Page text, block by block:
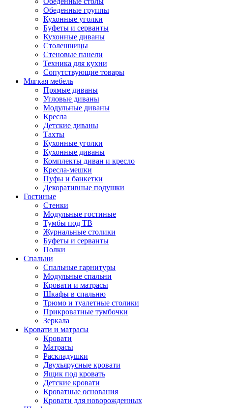
Обеденные группы
Кухонные уголки
Буфеты и серванты
Кухонные диваны
Столешницы
Стеновые панели
Техника для кухни
Сопутствующие товары
Мягкая мебель
Прямые диваны
Угловые диваны
Модульные диваны
Кресла
Детские диваны
Тахты
Кухонные уголки
Кухонные диваны
Комплекты диван и кресло
Кресла-мешки
Пуфы и банкетки
Декоративные подушки
Гостиные
Стенки
Модульные гостиные
Тумбы под ТВ
Журнальные столики
Буфеты и серванты
Полки
Спальни
Спальные гарнитуры
Модульные спальни
Кровати и матрасы
Шкафы в спальню
Трюмо и туалетные столики
Прикроватные тумбочки
Зеркала
Кровати и матрасы
Кровати
Матрасы
Раскладушки
Двухъярусные кровати
Ящик под кровать
Детские кровати
Кроватные основания
Кровати для новорожденных